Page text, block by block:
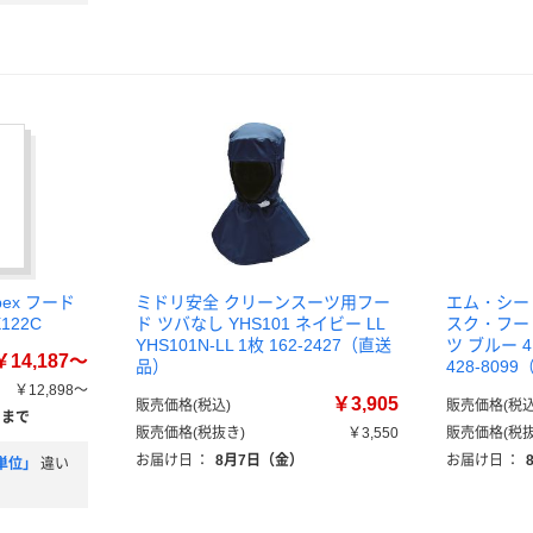
フード
14,187～
￥12,898～
で
」 違い
ミドリ安全 クリーンスーツ用フー
ド ツバなし YHS101 ネイビー LL
YHS101N-LL 1枚 162-2427（直送
品）
販売価格(税込) ￥3,905
販売価格(税抜き)
￥3,550
お届け日
： 8月7日（金）
エム・シ
スク・フ
ツ ブルー
428-8099
販売価格(税
販売価格(税
お届け日
：